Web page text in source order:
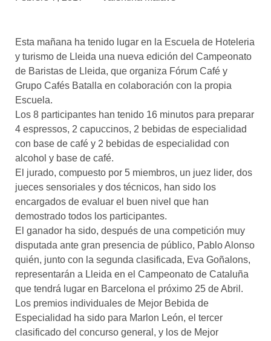
el café siempre tiene
algo nuevo que
enseñarnos
BOLSA DE TRABAJO
¡te imaginas vivir de tu pasión
por el café?
CONTACTO
¡queremos saber
de ti!
Esta mañana ha tenido lugar en la Escuela de Hoteleria
y turismo de Lleida una nueva edición del Campeonato
de Baristas de Lleida, que organiza Fórum Café y
Grupo Cafés Batalla en colaboración con la propia
Escuela.
Los 8 participantes han tenido 16 minutos para preparar
4 espressos, 2 capuccinos, 2 bebidas de especialidad
con base de café y 2 bebidas de especialidad con
alcohol y base de café.
El jurado, compuesto por 5 miembros, un juez lider, dos
jueces sensoriales y dos técnicos, han sido los
encargados de evaluar el buen nivel que han
demostrado todos los participantes.
El ganador ha sido, después de una competición muy
disputada ante gran presencia de público, Pablo Alonso
quién, junto con la segunda clasificada, Eva Goñalons,
representarán a Lleida en el Campeonato de Cataluña
que tendrá lugar en Barcelona el próximo 25 de Abril.
Los premios individuales de Mejor Bebida de
Especialidad ha sido para Marlon León, el tercer
clasificado del concurso general, y los de Mejor